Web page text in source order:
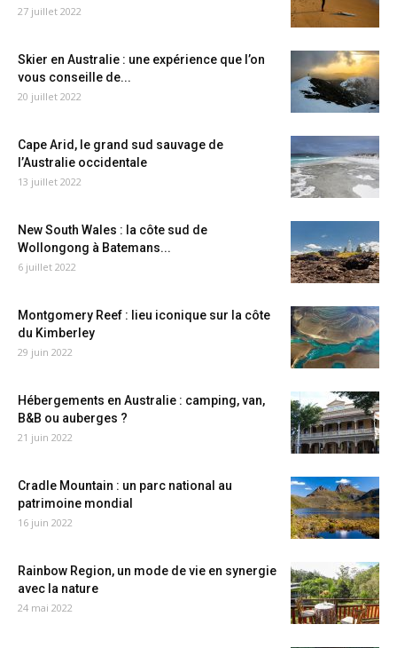
27 juillet 2022
Skier en Australie : une expérience que l’on
vous conseille de...
20 juillet 2022
Cape Arid, le grand sud sauvage de
l’Australie occidentale
13 juillet 2022
New South Wales : la côte sud de
Wollongong à Batemans...
6 juillet 2022
Montgomery Reef : lieu iconique sur la côte
du Kimberley
29 juin 2022
Hébergements en Australie : camping, van,
B&B ou auberges ?
21 juin 2022
Cradle Mountain : un parc national au
patrimoine mondial
16 juin 2022
Rainbow Region, un mode de vie en synergie
avec la nature
24 mai 2022